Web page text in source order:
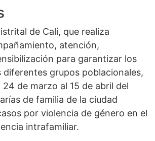
de Cali, que realiza
atención,
para garantizar los
diferentes grupos poblacionales,
de marzo al 15 de abril del
de familia de la ciudad
por violencia de género en el
intrafamiliar.